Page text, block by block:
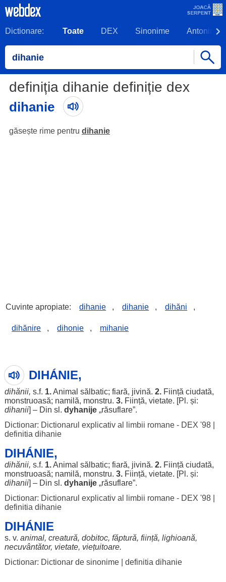
Dictionare: Toate DEX Sinonime Antonime
definiția dihanie definiție dex
dihanie
găsește rime pentru dihanie
Cuvinte apropiate: dihanie , dihanie , dihăni ,
dihănire , dihonie , mihanie
DIHÁNIE,
dihănii, s.f. 1.Animal sălbatic; fiară, jivină. 2. Ființă ciudată,
monstruoasă; namilă, monstru. 3. Ființă, vietate. [Pl. și:
dihanii] – Din sl. dyhanije„răsuflare”.
Dictionar: Dictionarul explicativ al limbii romane - DEX '98|
definitia dihanie
DIHÁNIE,
dihănii, s.f. 1.Animal sălbatic; fiară, jivină. 2. Ființă ciudată,
monstruoasă; namilă, monstru. 3. Ființă, vietate. [Pl. și:
dihanii] – Din sl. dyhanije„răsuflare”.
Dictionar: Dictionarul explicativ al limbii romane - DEX '98|
definitia dihanie
DIHÁNIE
s. v. animal, creatură, dobitoc, făptură, ființă, lighioană,
necuvântător, vietate, viețuitoare.
Dictionar: Dictionar de sinonime| definitia dihanie